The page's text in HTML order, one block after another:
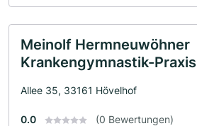
Meinolf Hermneuwöhner
Krankengymnastik-Praxis
Allee 35, 33161 Hövelhof
0.0 (0 Bewertungen)